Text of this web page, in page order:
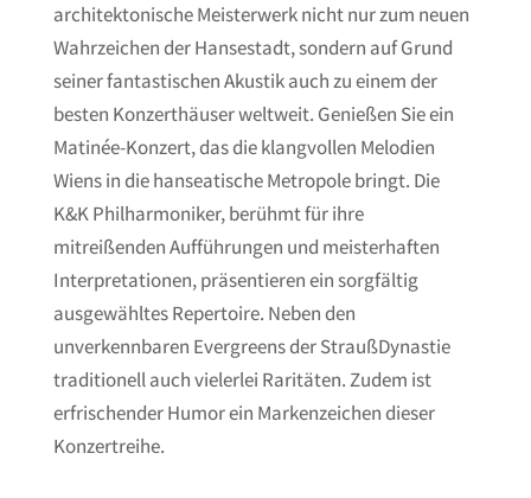
architektonische Meisterwerk nicht nur zum neuen
Wahrzeichen der Hansestadt, sondern auf Grund
seiner fantastischen Akustik auch zu einem der
besten Konzerthäuser weltweit. Genießen Sie ein
Matinée-Konzert, das die klangvollen Melodien
Wiens in die hanseatische Metropole bringt. Die
K&K Philharmoniker, berühmt für ihre
mitreißenden Aufführungen und meisterhaften
Interpretationen, präsentieren ein sorgfältig
ausgewähltes Repertoire. Neben den
unverkennbaren Evergreens der StraußDynastie
traditionell auch vielerlei Raritäten. Zudem ist
erfrischender Humor ein Markenzeichen dieser
Konzertreihe.